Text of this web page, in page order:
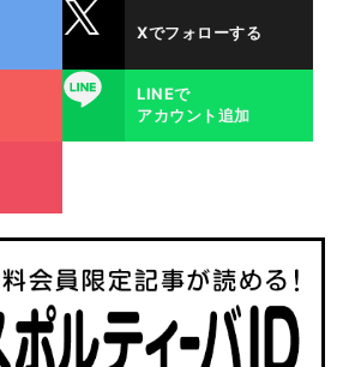
Xでフォローする
LINE
LINEで
アカウント追加